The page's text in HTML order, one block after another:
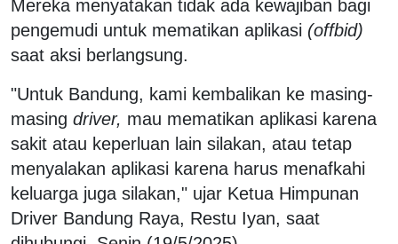
Mereka menyatakan tidak ada kewajiban bagi
pengemudi untuk mematikan aplikasi (offbid)
saat aksi berlangsung.
"Untuk Bandung, kami kembalikan ke masing-
masing driver, mau mematikan aplikasi karena
sakit atau keperluan lain silakan, atau tetap
menyalakan aplikasi karena harus menafkahi
keluarga juga silakan," ujar Ketua Himpunan
Driver Bandung Raya, Restu Iyan, saat